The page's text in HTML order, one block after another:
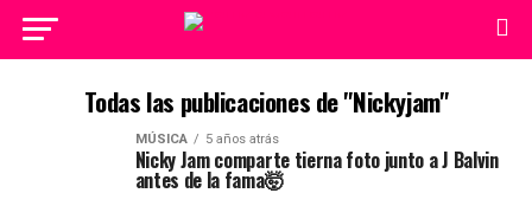
Todas las publicaciones de "Nickyjam"
MÚSICA 5 años atrás
Nicky Jam comparte tierna foto junto a J Balvin
antes de la fama🤯